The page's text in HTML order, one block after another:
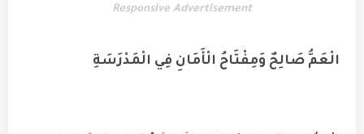
Responsive Advertisement
الْعَمُّ صَالِحٌ وَمِفْتَاحُ الْأَمَانِ فِي الْمَدْرَسَةِ